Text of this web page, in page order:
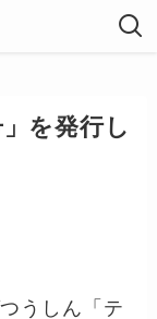
を発行し
うしん「テ